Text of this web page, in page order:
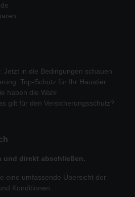
Jetzt in die Bedingungen schauen
Top-Schutz für Ihr Haustier
haben die Wahl
gilt für den Versicherungsschutz?
und direkt abschließen.
eine umfassende Übersicht der
Konditionen.